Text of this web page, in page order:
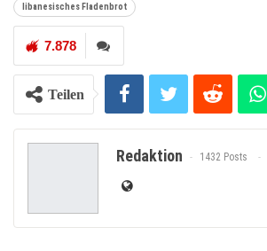
libanesisches Fladenbrot
7.878
Teilen
Redaktion 1432 Posts